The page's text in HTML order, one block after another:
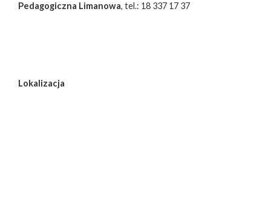
Pedagogiczna Limanowa, tel.: 18 337 17 37
Lokalizacja